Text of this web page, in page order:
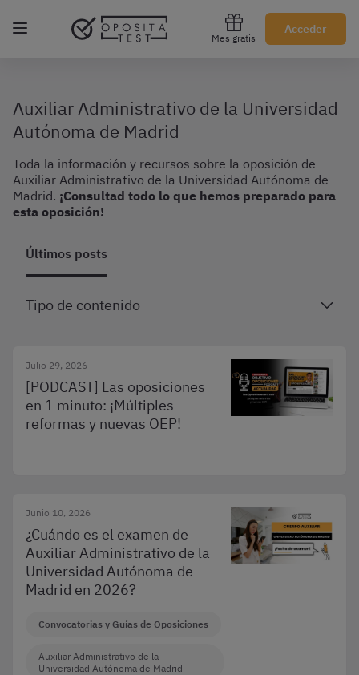
Mes gratis
Acceder
Regístrate gratis
Auxiliar Administrativo de la Universidad
Autónoma de Madrid
Toda la información y recursos sobre la oposición de
Auxiliar Administrativo de la Universidad Autónoma de
Madrid. ¡Consultad todo lo que hemos preparado para
esta oposición!
Últimos posts
Tipo de contenido
Julio 29, 2026
[PODCAST] Las oposiciones
en 1 minuto: ¡Múltiples
reformas y nuevas OEP!
Junio 10, 2026
¿Cuándo es el examen de
Auxiliar Administrativo de la
Universidad Autónoma de
Madrid en 2026?
Convocatorias y Guías de Oposiciones
Auxiliar Administrativo de la
Universidad Autónoma de Madrid